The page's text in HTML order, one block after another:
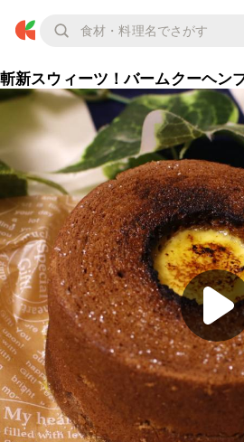
斬新スウィーツ！バームクーヘン